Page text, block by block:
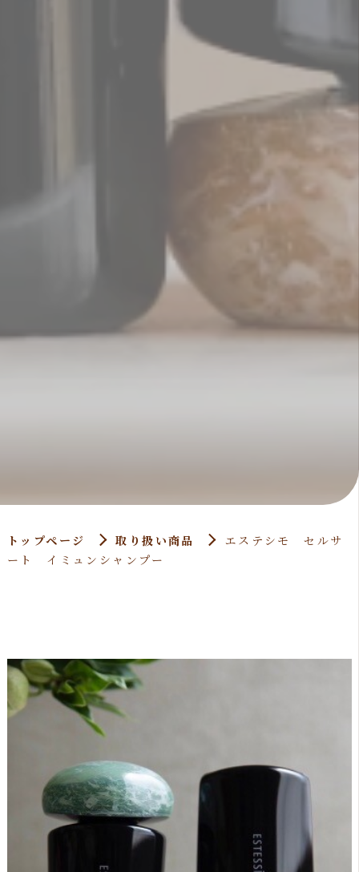
トップページ 取り扱い商品
エステシモ セルサ
ート イミュンシャンプー
>